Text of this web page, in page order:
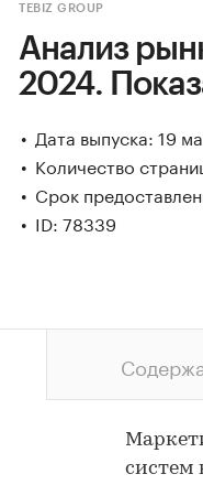
TEBIZ GROUP
Анализ
2024.
Дата выпуска: 19
Количество
Срок
ID: 78339
систем